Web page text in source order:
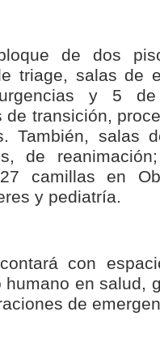
de dos
triage, salas de
y 5 de
de transición,
También, salas
de
camillas en
y pediatría.
con
humano en salud,
de